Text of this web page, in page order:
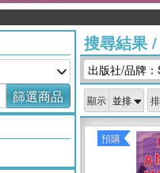
篩選商品
搜尋結果/
出版社/品牌
顯示
預購